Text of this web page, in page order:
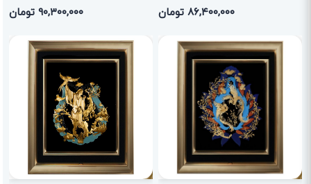
۸۶,۴۰۰,۰۰۰ تومان ۹۰,۳۰۰,۰۰۰ تومان